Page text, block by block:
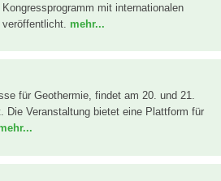
mit internationalen
mehr...
für Geothermie, findet am 20. und 21.
Die Veranstaltung bietet eine Plattform für